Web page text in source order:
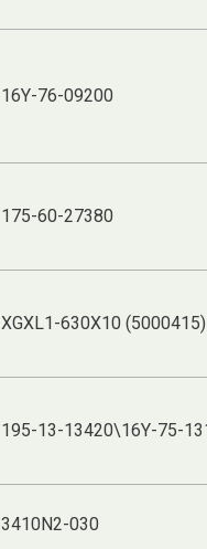
16Y-76-09200
175-60-27380
XGXL1-630X10 (5000415)
195-13-13420\16Y-75-
3410N2-030